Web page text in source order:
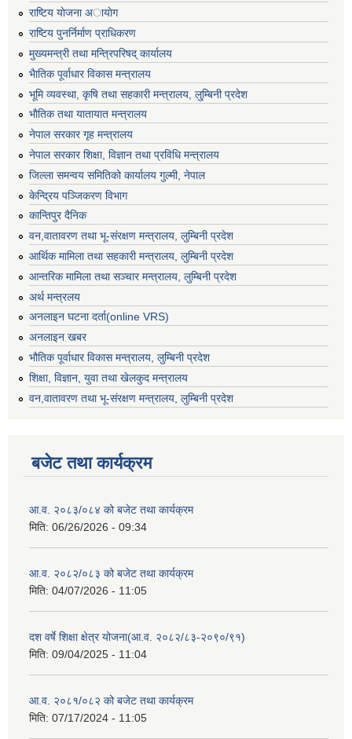
राष्टिय याेजना अायाेग
राष्टिय पुनर्निर्माण प्राधिकरण
मुख्यमन्त्री तथा मन्त्रिपरिषद् कार्यालय
भैातिक पूर्वाधार विकास मन्त्रालय
भूमि व्यवस्था, कृषि तथा सहकारी मन्त्रालय, लु्म्बिनी प्रदेश
भाैतिक तथा यातायात मन्त्रालय
नेपाल सरकार गृह मन्त्रालय
नेपाल सरकार शिक्षा, विज्ञान तथा प्रविधि मन्त्रालय
जिल्ला समन्वय समितिको कार्यालय गुल्मी, नेपाल
केन्द्रिय पञ्जिकरण विभाग
कान्तिपुर दैनिक
वन,वातावरण तथा भू-संरक्षण मन्त्रालय, लुम्बिनी प्रदेश
आर्थिक मामिला तथा सहकारी मन्त्रालय, लुम्बिनी प्रदेश
आन्तरिक मामिला तथा सञ्चार मन्त्रालय, लुम्बिनी प्रदेश
अर्थ मन्त्रलय
अनलाइन घटना दर्ता(online VRS)
अनलाइन खबर
भौतिक पूर्वाधार विकास मन्त्रालय, लुम्बिनी प्रदेश
शिक्षा, विज्ञान, युवा तथा खेलकुद मन्‍‍त्रालय
वन,वातावरण तथा भू-संरक्षण मन्त्रालय, लुम्बिनी प्रदेश
बजेट तथा कार्यक्रम
आ.व. २०८३/०८४ को बजेट तथा कार्यक्रम
मिति: 06/26/2026 - 09:34
आ.व. २०८२/०८३ को बजेट तथा कार्यक्रम
मिति: 04/07/2026 - 11:05
दश वर्षे शिक्षा क्षेत्र योजना(आ.व. २०८२/८३-२०९०/९१)
मिति: 09/04/2025 - 11:04
आ.व. २०८१/०८२ को बजेट तथा कार्यक्रम
मिति: 07/17/2024 - 11:05